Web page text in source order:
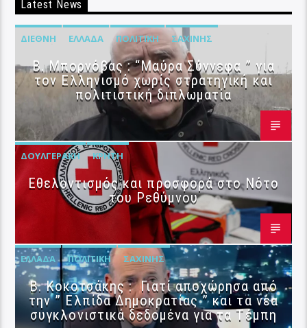
Latest News
ΔΙΕΘΝΉ ΕΛΛΆΔΑ ΠΟΛΙΤΙΚΉ ΣΑΧΊΝΗΣ
B. Μπορνόβας : “Μαύρα Σύννεφα ” για
τον Ελληνισμό χωρίς στρατηγική και
πολιτιστική διπλωματία
ΔΟΥΛΓΕΡΆΚΗ ΚΡΉΤΗ
Εθελοντισμός και προσφορά στο Νότο
του Ρεθύμνου
ΕΛΛΆΔΑ ΠΟΛΙΤΙΚΉ ΣΑΧΊΝΗΣ
Β. Κοκοτσάκης : Γιατί αποχώρησα από
την ” Ελπίδα Δημοκρατίας ” και τα νέα
συγκλονιστικά δεδομένα για τα Τέμπη